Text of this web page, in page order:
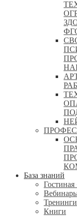
База знаний
Тренинги
Книги